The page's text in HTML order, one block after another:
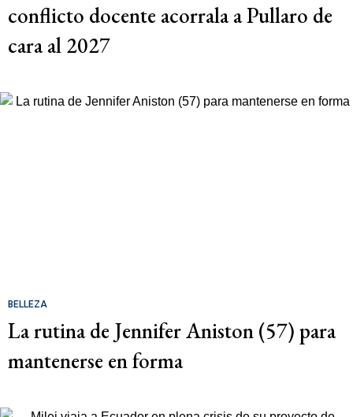
conflicto docente acorrala a Pullaro de
cara al 2027
BELLEZA
La rutina de Jennifer Aniston (57) para
mantenerse en forma